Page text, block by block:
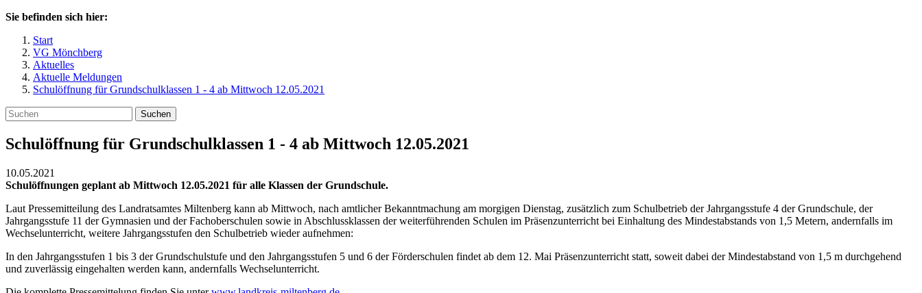
Sie befinden sich hier:
Start
VG Mönchberg
Aktuelles
Aktuelle Meldungen
Schulöffnung für Grundschulklassen 1 - 4 ab Mittwoch 12.05.2021
Suchen
Schulöffnung für Grundschulklassen 1 - 4 ab Mittwoch 12.05.2021
10.05.2021
Schulöffnungen geplant ab Mittwoch 12.05.2021 für alle Klassen der Grundschule.
Laut Pressemitteilung des Landratsamtes Miltenberg kann ab Mittwoch, nach amtlicher Bekanntmachung am morgigen Dienstag, zusätzlich zum Schulbetrieb der Jahrgangsstufe 4 der Grundschule, der
Jahrgangsstufe 11 der Gymnasien und der Fachoberschulen sowie in Abschlussklassen der weiterführenden Schulen im Präsenzunterricht bei Einhaltung des Mindestabstands von 1,5 Metern, andernfalls im
Wechselunterricht, weitere Jahrgangsstufen den Schulbetrieb wieder aufnehmen:
In den Jahrgangsstufen 1 bis 3 der Grundschulstufe und den Jahrgangsstufen 5 und 6 der Förderschulen findet ab dem 12. Mai Präsenzunterricht statt, soweit dabei der Mindestabstand von 1,5 m durchgehend
und zuverlässig eingehalten werden kann, andernfalls Wechselunterricht.